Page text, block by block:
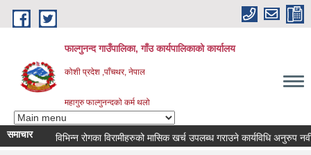
Skip to main content
फाल्गुनन्द गाउँपालिका, गाँउ कार्यपालिकाको कार्यालय
कोशी प्रदेश ,पाँचथर, नेपाल
महागुरु फाल्गुनन्दको कर्म थलो
समाचार विभिन्न रोगका विरामीहरुको मासिक खर्च उपलब्ध गराउने कार्यविधि अनुरुप